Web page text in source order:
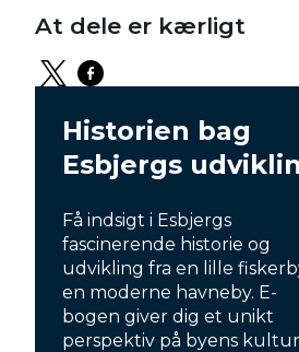
At dele er kærligt
Historien bag
Esbjergs
Få indsigt i Esbjergs
fascinerende historie og
udvikling fra en lille
en moderne havneby. E-
bogen giver dig et unikt
perspektiv på byens